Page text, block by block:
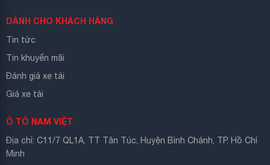
DÀNH CHO KHÁCH HÀNG
Tin tức
Tin khuyến mãi
Đánh giá xe tải
Giá xe tải
Ô TÔ NAM VIỆT
Địa chỉ: C11/7 QL1A, TT Tân Túc, Huyện Bình Chánh, TP. Hồ Chí
Minh